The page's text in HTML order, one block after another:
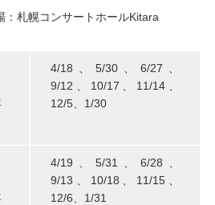
札幌コンサートホールKitara
4/18、5/30、6/27、
9/12、10/17、11/14、
12/5、1/30
4/19、5/31、6/28、
9/13、10/18、11/15、
12/6、1/31